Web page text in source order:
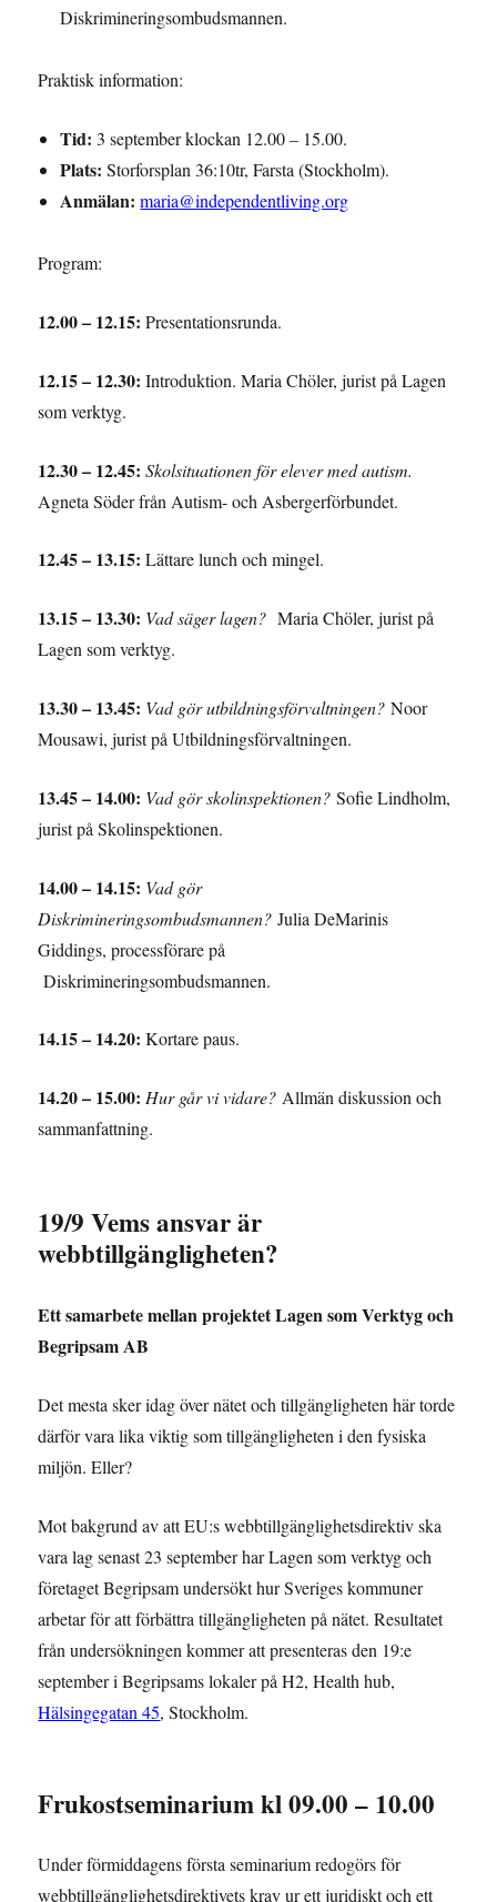
Diskrimineringsombudsmannen.
Praktisk information:
Tid: 3 september klockan 12.00 – 15.00.
Plats:Storforsplan 36:10tr, Farsta (Stockholm).
Anmälan:maria@independentliving.org
Program:
12.00 – 12.15:Presentationsrunda.
12.15 – 12.30:Introduktion. Maria Chöler, jurist på Lagen
som verktyg.
12.30 – 12.45:Skolsituationen för elever med autism.
Agneta Söder från Autism- och Asbergerförbundet.
12.45 – 13.15:Lättare lunch och mingel.
13.15 – 13.30: Vad säger lagen?Maria Chöler, jurist på
Lagen som verktyg.
13.30 – 13.45: Vad gör utbildningsförvaltningen?Noor
Mousawi, jurist på Utbildningsförvaltningen.
13.45 – 14.00: Vad gör skolinspektionen?Sofie Lindholm,
jurist på Skolinspektionen.
14.00 – 14.15: Vad gör
Diskrimineringsombudsmannen?Julia DeMarinis
Giddings, processförare på
Diskrimineringsombudsmannen.
14.15 – 14.20:Kortare paus.
14.20 – 15.00:Hur går vi vidare?Allmän diskussion och
sammanfattning.
19/9 Vems ansvar är
webbtillgängligheten?
Ett samarbete mellan projektet Lagen som Verktyg och
Begripsam AB
Det mesta sker idag över nätet och tillgängligheten här torde
därför vara lika viktig som tillgängligheten i den fysiska
miljön. Eller?
Mot bakgrund av att EU:s webbtillgänglighetsdirektiv ska
vara lag senast 23 september har Lagen som verktyg och
företaget Begripsam undersökt hur Sveriges kommuner
arbetar för att förbättra tillgängligheten på nätet. Resultatet
från undersökningen kommer att presenteras den 19:e
september i Begripsams lokaler på H2, Health hub,
Hälsingegatan 45, Stockholm.
Frukostseminarium kl 09.00 – 10.00
Under förmiddagens första seminarium redogörs för
webbtillgänglighetsdirektivets krav ur ett juridiskt och ett